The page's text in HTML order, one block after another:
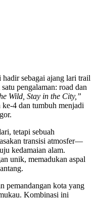
hadir sebagai ajang lari trail
pengalaman: road dan
Wild, Stay in the City,”
4 dan tumbuh menjadi
.
tetapi sebuah
transisi atmosfer—
kedamaian alam.
unik, memadukan aspal
pemandangan kota yang
Kombinasi ini